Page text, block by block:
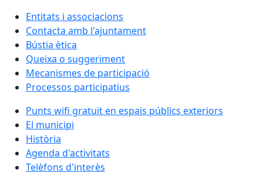
Entitats i associacions
Contacta amb l'ajuntament
Bústia ètica
Queixa o suggeriment
Mecanismes de participació
Processos participatius
Punts wifi gratuït en espais públics exteriors
El municipi
Història
Agenda d'activitats
Telèfons d'interès